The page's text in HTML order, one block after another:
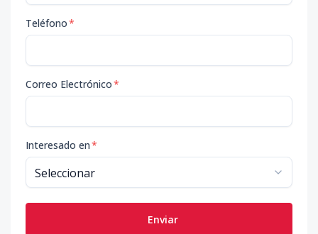
Teléfono*
Correo Electrónico*
Interesado en*
Enviar